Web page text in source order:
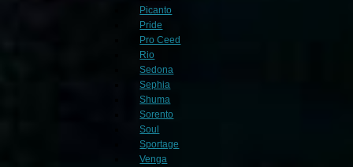
Picanto
Pride
Pro Ceed
Rio
Sedona
Sephia
Shuma
Sorento
Soul
Sportage
Venga